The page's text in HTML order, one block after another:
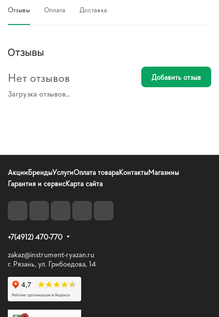
Отзывы Оплата Доставка
Отзывы
Загрузка отзывов...
Нет отзывов Добавить отзыв
АкцииБрендыУслугиОплата товараКонтактыМагазины
Гарантия и сервисКарта сайта
+7(4912) 470-770
zakaz@instrument-ryazan.ru
г. Рязань, ул. Грибоедова, 14